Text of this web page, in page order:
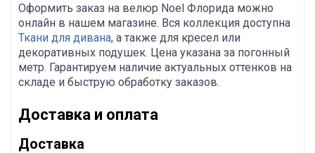
Оформить заказ на велюр Noel Флорида можно
онлайн в нашем магазине. Вся коллекция доступна
Ткани для дивана, а также для кресел или
декоративных подушек. Цена указана за погонный
метр. Гарантируем наличие актуальных оттенков на
складе и быструю обработку заказов.
Доставка и оплата
Доставка